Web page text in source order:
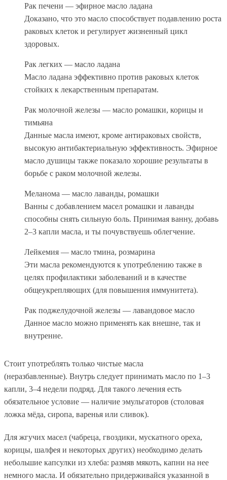
Рак печени — эфирное масло ладана
Доказано, что это масло способствует подавлению роста
раковых клеток и регулирует жизненный цикл
здоровых.
Рак легких — масло ладана
Масло ладана эффективно против раковых клеток
стойких к лекарственным препаратам.
Рак молочной железы — масло ромашки, корицы и
тимьяна
Данные масла имеют, кроме антираковых свойств,
высокую антибактериальную эффективность. Эфирное
масло душицы также показало хорошие результаты в
борьбе с раком молочной железы.
Меланома — масло лаванды, ромашки
Ванны с добавлением масел ромашки и лаванды
способны снять сильную боль. Принимая ванну, добавь
2–3 капли масла, и ты почувствуешь облегчение.
Лейкемия — масло тмина, розмарина
Эти масла рекомендуются к употреблению также в
целях профилактики заболеваний и в качестве
общеукрепляющих (для повышения иммунитета).
Рак поджелудочной железы — лавандовое масло
Данное масло можно применять как внешне, так и
внутренне.
Стоит употреблять только чистые масла
(неразбавленные). Внутрь следует принимать масло по 1–3
капли, 3–4 недели подряд. Для такого лечения есть
обязательное условие — наличие эмульгаторов (столовая
ложка мёда, сиропа, варенья или сливок).
Для жгучих масел (чабреца, гвоздики, мускатного ореха,
корицы, шалфея и некоторых других) необходимо делать
небольшие капсулки из хлеба: размяв мякоть, капни на нее
немного масла. И обязательно придерживайся указанной в